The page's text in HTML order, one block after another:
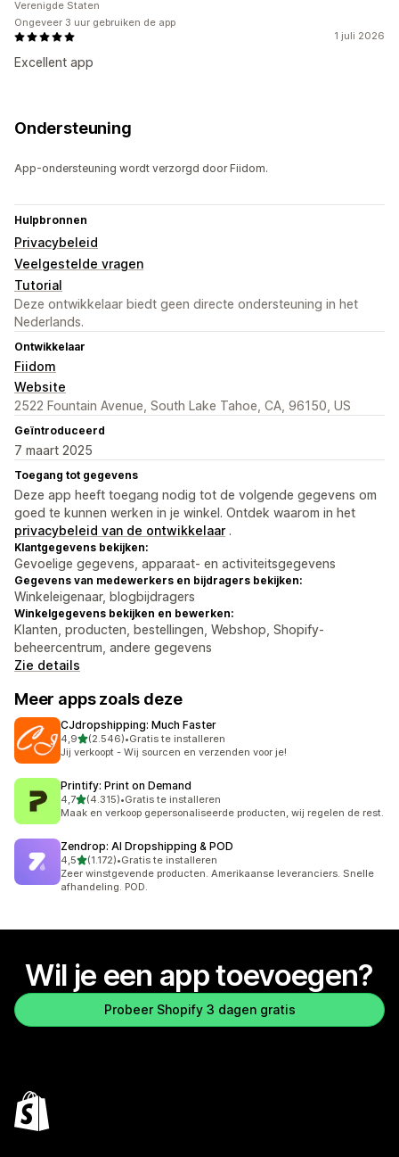
1 juli 2026
Excellent app
Verenigde Staten
Ongeveer 3 uur gebruiken de app
Ondersteuning
App-ondersteuning wordt verzorgd door Fiidom.
Hulpbronnen
Privacybeleid
Veelgestelde vragen
Tutorial
Deze ontwikkelaar biedt geen directe ondersteuning in het
Nederlands.
Ontwikkelaar
Fiidom
Website
2522 Fountain Avenue, South Lake Tahoe, CA, 96150, US
Geïntroduceerd
7 maart 2025
Toegang tot gegevens
Deze app heeft toegang nodig tot de volgende gegevens om
goed te kunnen werken in je winkel. Ontdek waarom in het
privacybeleid van de ontwikkelaar .
Klantgegevens bekijken:
Gevoelige gegevens, apparaat- en activiteitsgegevens
Gegevens van medewerkers en bijdragers bekijken:
Winkeleigenaar, blogbijdragers
Winkelgegevens bekijken en bewerken:
Klanten, producten, bestellingen, Webshop, Shopify-
beheercentrum, andere gegevens
Zie details
Meer apps zoals deze
CJdropshipping: Much Faster
4,9van 5 sterren
(2.546)
2546 recensies in totaal
•Gratis te installeren
Jij verkoopt - Wij sourcen en verzenden voor je!
Printify: Print on Demand
4,7van 5 sterren
(4.315)
4315 recensies in totaal
•Gratis te installeren
Maak en verkoop gepersonaliseerde producten, wij regelen de rest.
Zendrop: AI Dropshipping & POD
4,5van 5 sterren
(1.172)
1172 recensies in totaal
•Gratis te installeren
Zeer winstgevende producten. Amerikaanse leveranciers. Snelle
afhandeling. POD.
Wil je een app toevoegen?
Probeer Shopify 3 dagen gratis